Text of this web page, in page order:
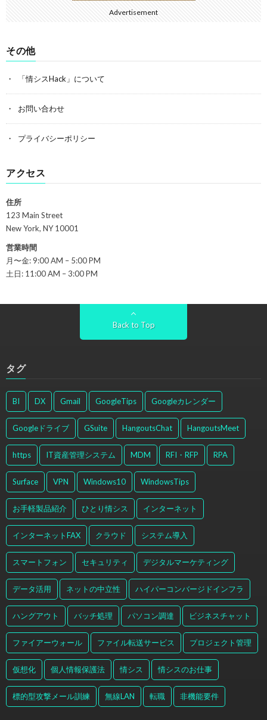
Advertisement
その他
「情シスHack」について
お問い合わせ
プライバシーポリシー
アクセス
住所
123 Main Street
New York, NY 10001
営業時間
月〜金: 9:00 AM – 5:00 PM
土日: 11:00 AM – 3:00 PM
Back to Top
タグ
BI DX Gmail GoogleTips Googleカレンダー
Googleドライブ GSuite HangoutsChat HangoutsMeet
https IT資産管理システム MDM RFI・RFP RPA
Surface VPN Windows10 WindowsTips
お手軽製品紹介 ひとり情シス インターネット
インターネットFAX クラウド システム導入
スマートフォン セキュリティ デジタルマーケティング
データ活用 ネットの中立性 ハイパーコンバージドインフラ
ハングアウト バッチ処理 パソコン調達 ビジネスチャット
ファイアーウォール ファイル転送サービス プロジェクト管理
仮想化 個人情報保護法 情シス 情シスのお仕事
標的型攻撃メール訓練 無線LAN 転職 非機能要件